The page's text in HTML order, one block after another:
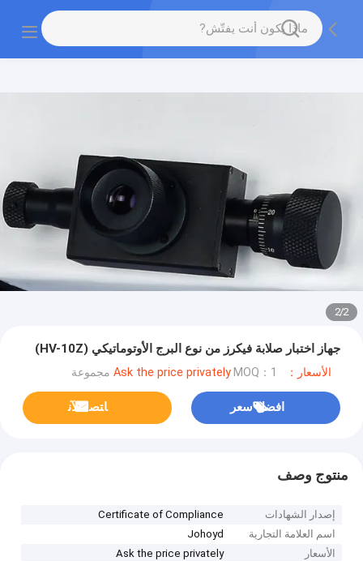
2
/
2
جهاز اختبار صلابة فيكرز من نوع البرج الأوتوماتيكي (HV-10Z)
الأسعار：Ask the price privately MOQ：1 مجموعة
افضل سعر ﺎﺘﺼﻟ ﺍﻶﻧ
منتوج وصف
إصدار الشهادات
Certificate of Compliance
اسم العلامة التجارية
Johoyd
الأسعار
Ask the price privately